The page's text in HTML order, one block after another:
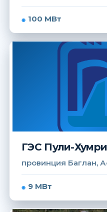
100 МВт
ГЭС Пули-
провинция Баглан,
9 МВт